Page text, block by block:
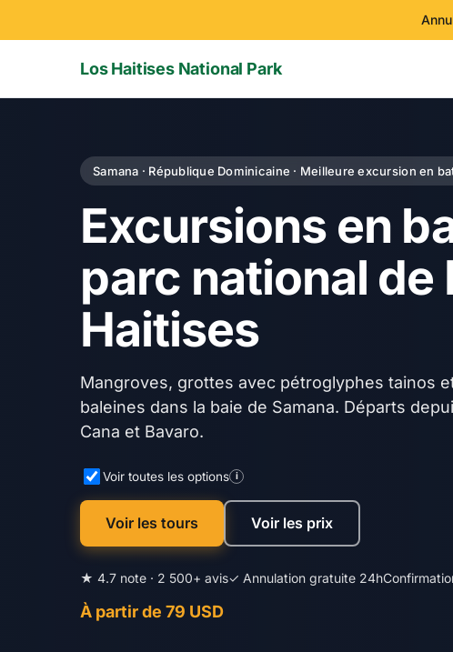
Los Haitises National Park
Samana · République Dominicaine · Meilleure excursion en
Excursions en
parc national de
Haitises
Mangroves, grottes avec pétroglyphes tainos
baleines dans la baie de Samana. Départs
Cana et Bavaro.
Voir toutes les options i
Voir les tours Voir les prix
★ 4.7 note · 2 500+ avis✓ Annulation gratuite 24h
À partir de 79 USD